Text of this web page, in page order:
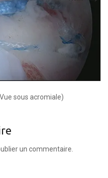
sous acromiale)
un commentaire.